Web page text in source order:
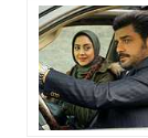
را انتخاب کرد و
پدر و مادر
علوم تجربه
مقاومت کرد.